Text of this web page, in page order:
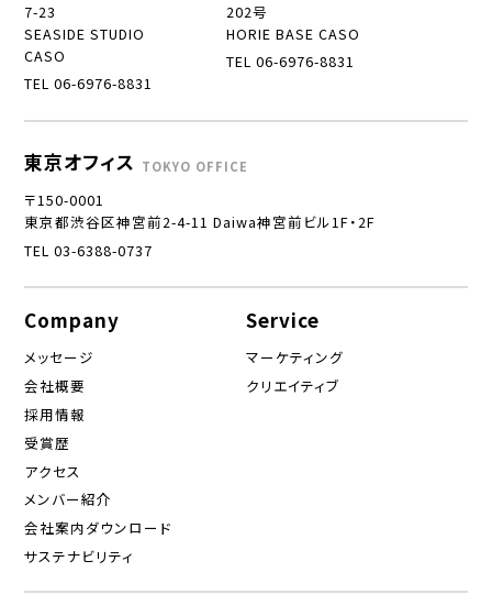
7-23
SEASIDE STUDIO
CASO
TEL 06-6976-8831
202号
HORIE BASE CASO
TEL 06-6976-8831
東京オフィス TOKYO OFFICE
〒150-0001
東京都渋谷区神宮前2-4-11 Daiwa神宮前ビル1F・2F
TEL 03-6388-0737
Company
メッセージ
会社概要
採用情報
受賞歴
アクセス
メンバー紹介
会社案内ダウンロード
サステナビリティ
Service
マーケティング
クリエイティブ